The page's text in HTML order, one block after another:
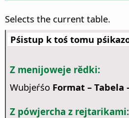
Selects the current table.
Pśistup k toś tomu
Z menijoweje rědki:
Wubjeŕśo Format – Tabela
Z pówjercha z rejtarikami: